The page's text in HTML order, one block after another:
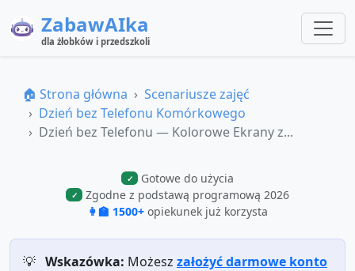
ZabawAIka
dla żłobków i przedszkoli
🏠 Strona główna
Scenariusze zajęć
Dzień bez Telefonu Komórkowego
Dzień bez Telefonu — Kolorowe Ekrany z...
✓ Gotowe do użycia
✓
Zgodne z podstawą programową 2026
👩‍🏫 1500+ opiekunek już korzysta
💡 Wskazówka: Możesz założyć darmowe konto